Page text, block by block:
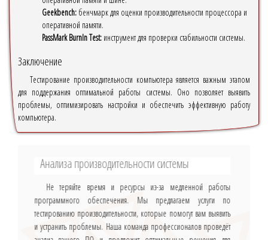
Geekbench: бенчмарк для оценки производительности процессора и
оперативной памяти.
PassMark BurnIn Test: инструмент для проверки стабильности системы.
Заключение
Тестирование производительности компьютера является важным этапом
для поддержания оптимальной работы системы. Оно позволяет выявить
проблемы, оптимизировать настройки и обеспечить эффективную работу
компьютера.
Анализа производительности системы
Не теряйте время и ресурсы из-за медленной работы
программного обеспечения. Мы предлагаем услуги по
тестированию производительности, которые помогут вам выявить
и устранить проблемы. Наша команда профессионалов проведёт